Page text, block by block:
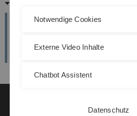
Notwendige Cookies
Externe Video Inhalte
Chatbot Assistent
Datenschutz